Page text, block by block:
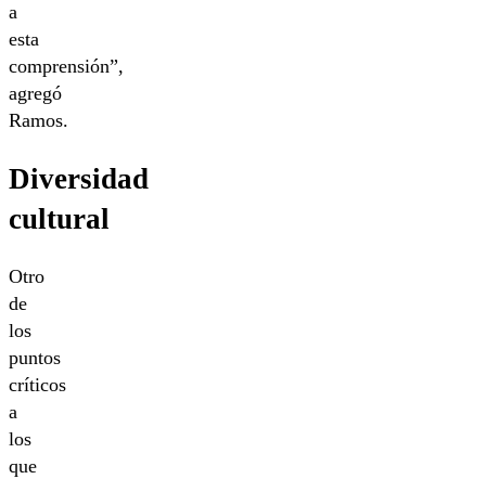
a
esta
comprensión”,
agregó
Ramos.
Diversidad
cultural
Otro
de
los
puntos
críticos
a
los
que